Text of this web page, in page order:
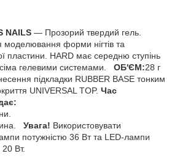
NAILS — Прозорий твердий гель.
моделювання форми нігтів та
пластини. HARD має середню ступінь
гелевими системами. ОБ'ЄМ:28 г
підкладки RUBBER BASE тонким
UNIVERSAL TOP. Час
Увага! Використовувати
потужністю 36 Вт та LED-лампи
Вт.